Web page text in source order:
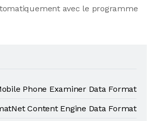
avec le programme
Phone Examiner Data Format
Content Engine Data Format